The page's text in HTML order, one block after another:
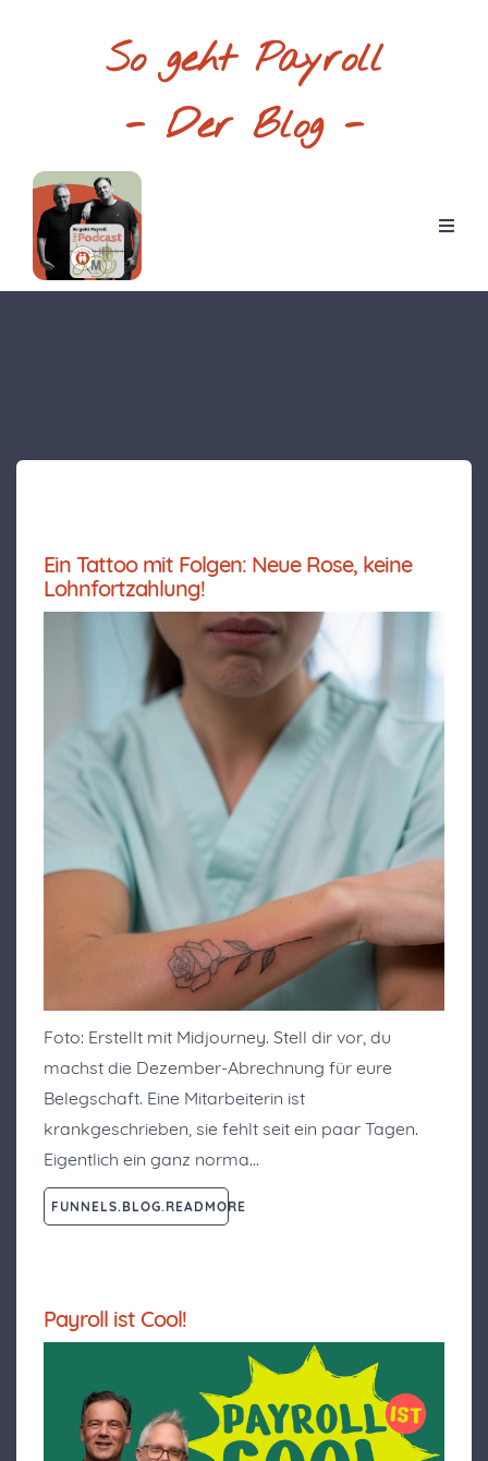
So geht Payroll
- Der Blog -
Ein Tattoo mit Folgen: Neue Rose, keine
Lohnfortzahlung!
Foto: Erstellt mit Midjourney. Stell dir vor, du
machst die Dezember-Abrechnung für eure
Belegschaft. Eine Mitarbeiterin ist
krankgeschrieben, sie fehlt seit ein paar Tagen.
Eigentlich ein ganz norma…
FUNNELS.BLOG.READMORE
Payroll ist Cool!